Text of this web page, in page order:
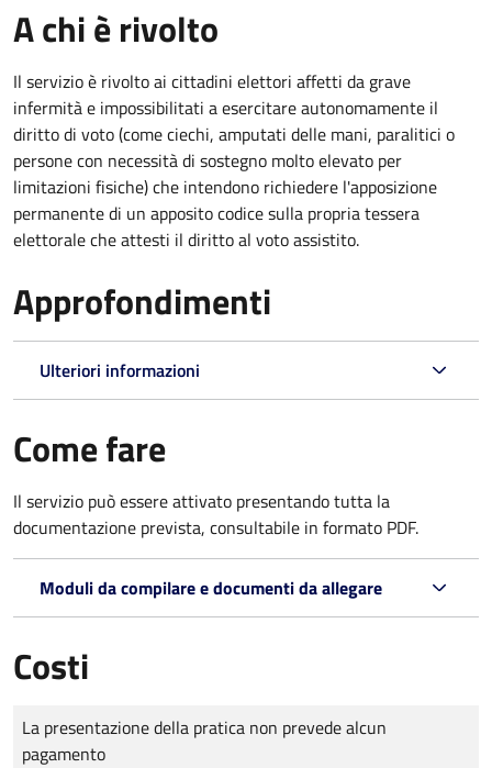
A chi è rivolto
Il servizio è rivolto ai cittadini elettori affetti da grave
infermità e impossibilitati a esercitare autonomamente il
diritto di voto (come ciechi, amputati delle mani, paralitici o
persone con necessità di sostegno molto elevato per
limitazioni fisiche) che intendono richiedere l'apposizione
permanente di un apposito codice sulla propria tessera
elettorale che attesti il diritto al voto assistito.
Approfondimenti
Ulteriori informazioni
Come fare
Il servizio può essere attivato presentando tutta la
documentazione prevista, consultabile in formato PDF.
Moduli da compilare e documenti da allegare
Costi
Tipo di pagamento
Importo
La presentazione della pratica non prevede alcun
pagamento